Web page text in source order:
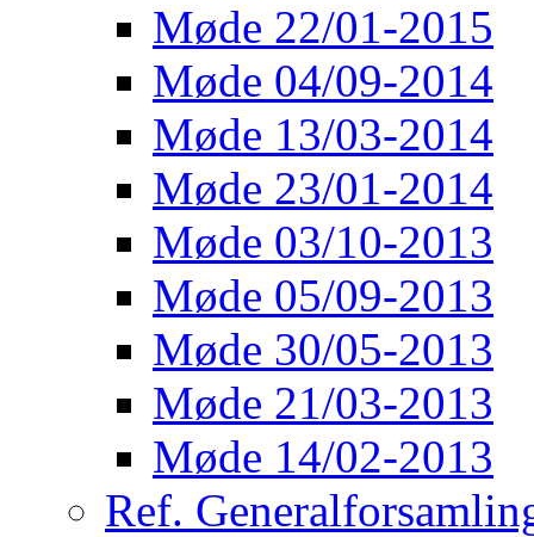
Møde 22/01-2015
Møde 04/09-2014
Møde 13/03-2014
Møde 23/01-2014
Møde 03/10-2013
Møde 05/09-2013
Møde 30/05-2013
Møde 21/03-2013
Møde 14/02-2013
Ref.